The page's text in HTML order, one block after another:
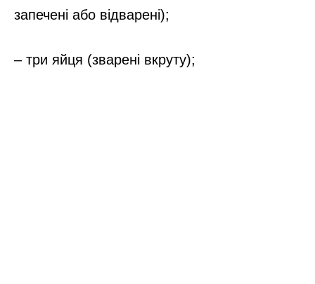
запечені або відварені);
– три яйця (зварені вкруту);